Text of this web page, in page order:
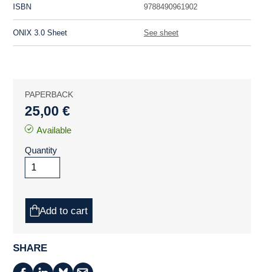
ISBN 9788490961902
ONIX 3.0 Sheet See sheet
PAPERBACK
25,00 €
Available
Quantity
Add to cart
SHARE